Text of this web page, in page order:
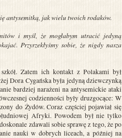
antysemitką, jak wielu twoich rodaków.
i myśl, że mogłabym utracić jedyną
Przyrzekłyśmy sobie, że nigdy nasza
Zatem ich kontakt z Polakami był
Dora Cygańska była jedyną dziewczynką
bardziej narażeni na antysemickie ataki
codzienności były druzgocące: W
do Żydów. Coraz częściej pojawiał się
Afryki. Powodem był nie tylko
zdawali sobie sprawę z tego, że po
nauki w dobrych liceach, a później na